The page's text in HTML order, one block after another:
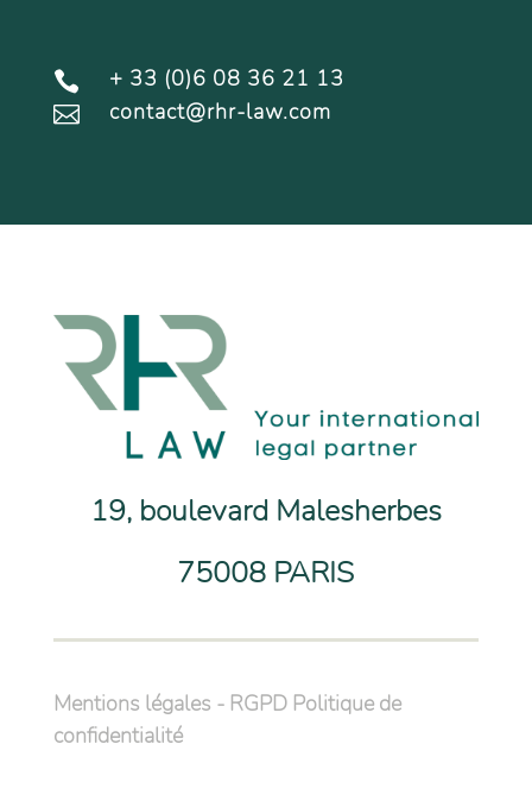
 + 33 (0)6 08 36 21 13
 contact@rhr-law.com
19, boulevard Malesherbes
75008 PARIS
Mentions légales - RGPD Politique de
confidentialité